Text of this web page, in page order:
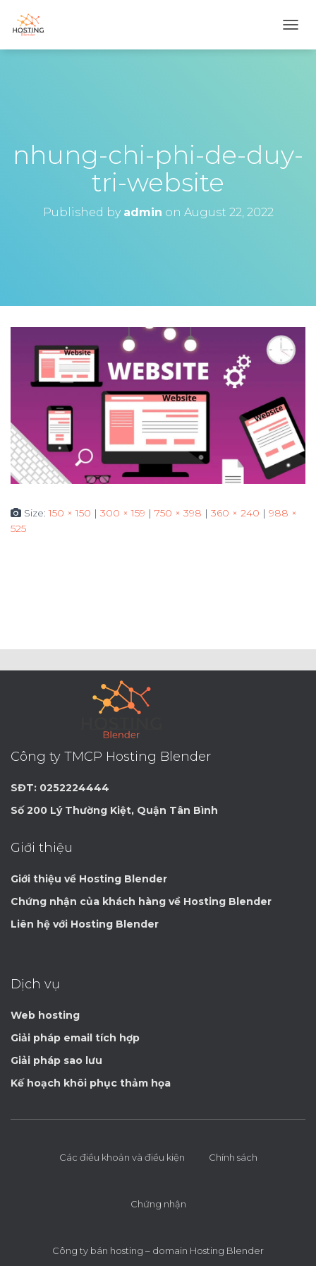
O
I
nhung-chi-phi-de-duy-
tri-website
Published by admin on August 22, 2022
Size:150 × 150 | 300 × 159 | 750 × 398 | 360 × 240 | 988 ×
525
Công ty TMCP Hosting Blender
SĐT: 0252224444
Số 200 Lý Thường Kiệt, Quận Tân Bình
Giới thiệu
Giới thiệu về Hosting Blender
Chứng nhận của khách hàng về Hosting Blender
Liên hệ với Hosting Blender
Dịch vụ
Web hosting
Giải pháp email tích hợp
Giải pháp sao lưu
Kế hoạch khôi phục thảm họa
Các điều khoản và điều kiện Chính sách
Chứng nhận
Công ty bán hosting – domain Hosting Blender